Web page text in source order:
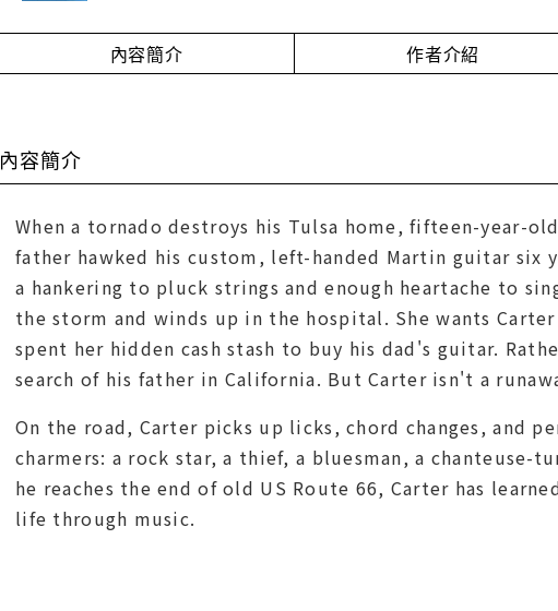
內容簡介 作者介紹
內容簡介
When a tornado destroys his Tulsa home, fifteen-year-
father hawked his custom, left-handed Martin guitar
a hankering to pluck strings and enough heartache to
the storm and winds up in the hospital. She wants
spent her hidden cash stash to buy his dad's guitar.
search of his father in California. But Carter isn't a
On the road, Carter picks up licks, chord changes, and
charmers: a rock star, a thief, a bluesman, a
he reaches the end of old US Route 66, Carter has
life through music.